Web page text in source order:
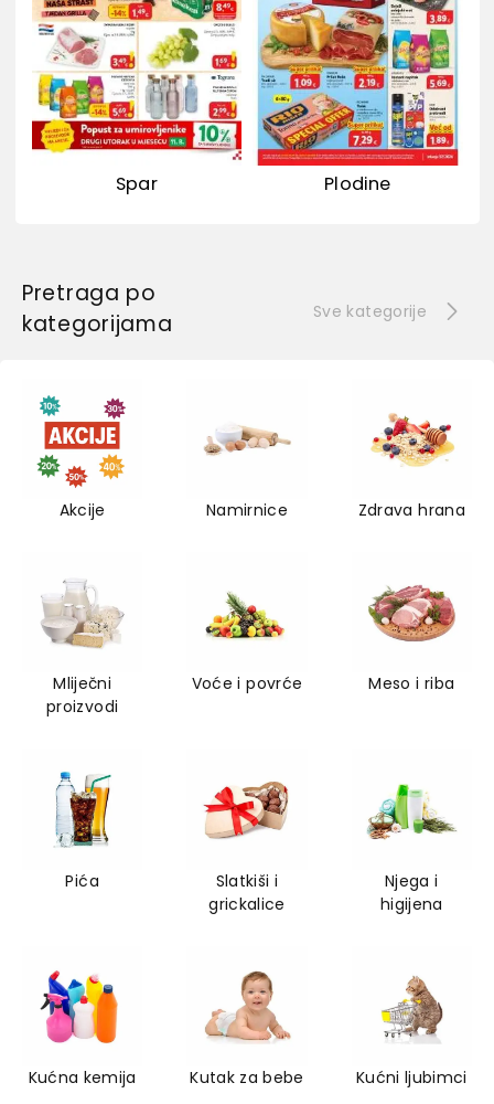
Spar Plodine
Pretraga po
kategorijama
Sve kategorije
Akcije Namirnice Zdrava hrana
Mliječni
proizvodi
Voće i povrće Meso i riba
Pića
Slatkiši i
grickalice
Njega i
higijena
Kućna kemija Kutak za bebe Kućni ljubimci